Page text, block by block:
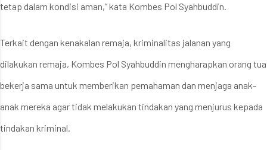
tetap dalam kondisi aman,” kata Kombes Pol Syahbuddin.
Terkait dengan kenakalan remaja, kriminalitas jalanan yang
dilakukan remaja, Kombes Pol Syahbuddin mengharapkan orang tua
bekerja sama untuk memberikan pemahaman dan menjaga anak-
anak mereka agar tidak melakukan tindakan yang menjurus kepada
tindakan kriminal.